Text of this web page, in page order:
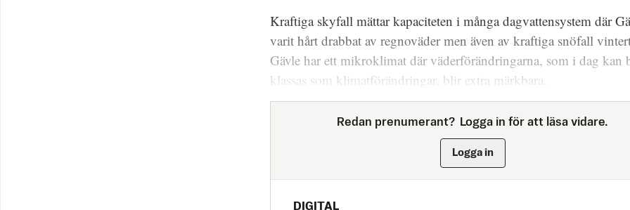
Kraftiga skyfall mättar kapaciteten i många dagvattensystem där
varit hårt drabbat av regnoväder men även av kraftiga snöfall
Gävle har ett mikroklimat där väderförändringarna, som i dag kan
klassas som klimatförändringar, blir extra märkbara.
Redan prenumerant? Logga in för att läsa vidare.
Logga in
DIGITAL